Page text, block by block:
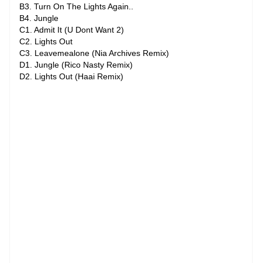
B3. Turn On The Lights Again..
B4. Jungle
C1. Admit It (U Dont Want 2)
C2. Lights Out
C3. Leavemealone (Nia Archives Remix)
D1. Jungle (Rico Nasty Remix)
D2. Lights Out (Haai Remix)